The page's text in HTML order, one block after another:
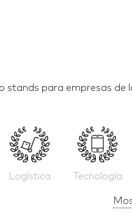
stands para empresas de
Logística Tecnología